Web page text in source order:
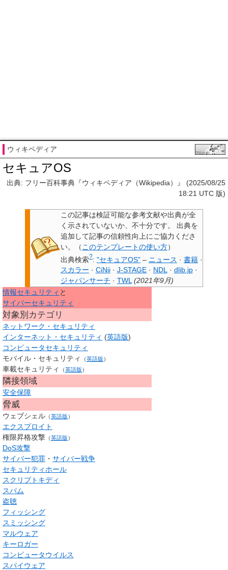
ウィキペディア
セキュアOS
出典: フリー百科事典『ウィキペディア（Wikipedia）』 (2025/08/25
18:21 UTC 版)
この記事は検証可能な参考文献や出典が全
く示されていないか、不十分です。
出典を
追加して記事の信頼性向上にご協力くださ
い。
（ このテンプレートの使い方）
出典検索?: "セキュアOS"– ニュース · 書籍 ·
スカラー · CiNii · J-STAGE · NDL · dlib.jp ·
ジャパンサーチ · TWL (2021年9月)
情報セキュリティ と
サイバーセキュリティ
対象別カテゴリ
ネットワーク・セキュリティ
インターネット・セキュリティ (英語版)
コンピュータセキュリティ
モバイル・セキュリティ
（英語版 ）
車載セキュリティ （英語版 ）
隣接領域
安全保障
脅威
ウェブシェル （英語版 ）
エクスプロイト
権限昇格攻撃 （英語版 ）
DoS攻撃
サイバー犯罪 ・ サイバー戦争
セキュリティホール
スクリプトキディ
スパム
盗聴
フィッシング
スミッシング
マルウェア
キーロガー
コンピュータウイルス
スパイウェア